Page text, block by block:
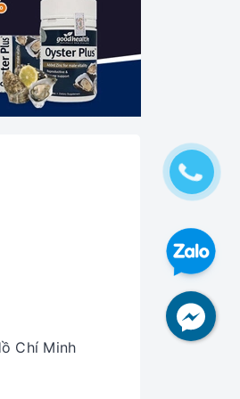
Chí Minh